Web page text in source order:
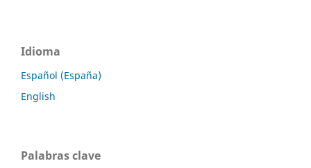
Idioma
Español (España)
English
Palabras clave